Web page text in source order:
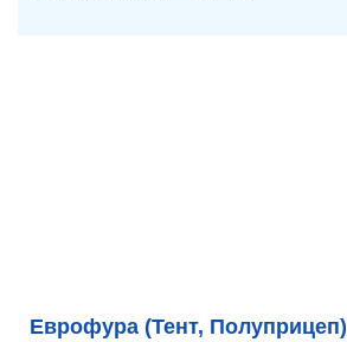
Еврофура (Тент, Полуприцеп)